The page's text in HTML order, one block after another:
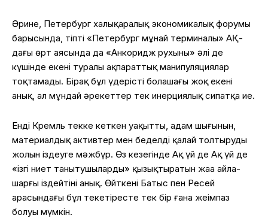
Әрине, Петербург халықаралық экономикалық форумы
барысында, тіпті «Петербург мұнай терминалы» АҚ-
дағы өрт аясында да «Анкоридж рухының» әлі де
күшінде екені туралы ақпараттық манипуляциялар
тоқтамады. Бірақ бұл үдерістің болашағы жоқ екені
анық, ал мұндай әрекеттер тек инерциялық сипатқа ие.
Енді Кремль текке кеткен уақытты, адам шығынын,
материалдық активтер мен беделді қалай толтырудың
жолын іздеуге мәжбүр. Өз кезегінде Ақ үй де Ақ үй де
«ізгі ниет танытушыларды» қызықтыратын жаңа айла-
шарғы іздейтіні анық. Өйткені Батыс пен Ресей
арасындағы бұл текетіресте тек бір ғана жеңімпаз
болуы мүмкін.